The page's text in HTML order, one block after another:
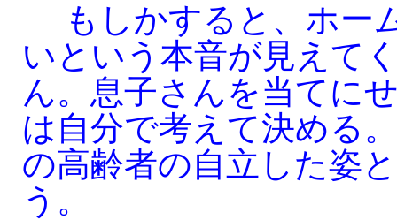
もしかすると、ホー
いという本音が見えて
ん。息子さんを当てに
は自分で考えて決める
の高齢者の自立した姿
う。